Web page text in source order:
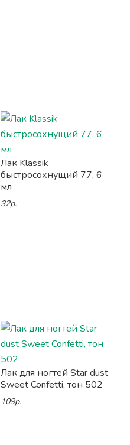
Лак Klassik
быстросохнущий 77, 6
мл
32р.
Лак для ногтей Star dust
Sweet Confetti, тон 502
109р.